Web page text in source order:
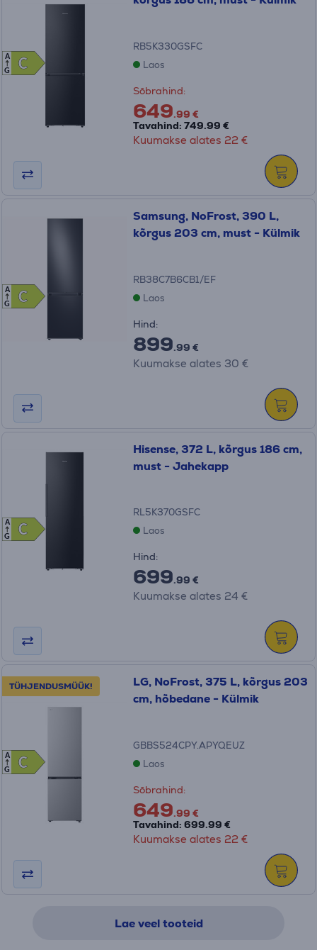
C
C
A
G
RB5K330GSFC
Laos
Sõbrahind:
649.99 €
Tavahind: 749.99 €
Kuumakse alates 22 €
C
C
A
G
Samsung, NoFrost, 390 L,
kõrgus 203 cm, must - Külmik
RB38C7B6CB1/EF
Laos
Hind:
899.99 €
Kuumakse alates 30 €
C
C
A
G
Hisense, 372 L, kõrgus 186 cm,
must - Jahekapp
RL5K370GSFC
Laos
Hind:
699.99 €
Kuumakse alates 24 €
TÜHJENDUSMÜÜK!
C
C
A
G
LG, NoFrost, 375 L, kõrgus 203
cm, hõbedane - Külmik
GBBS524CPY.APYQEUZ
Laos
Sõbrahind:
649.99 €
Tavahind: 699.99 €
Kuumakse alates 22 €
Lae veel tooteid